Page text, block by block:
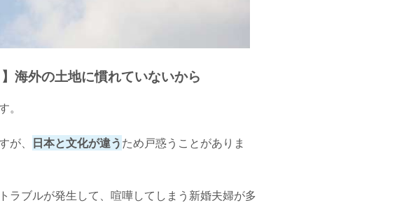
海外の土地に慣れていないから
、 日本と文化が違うため戸惑うことがありま
ラブルが発生して、喧嘩してしまう新婚夫婦が多